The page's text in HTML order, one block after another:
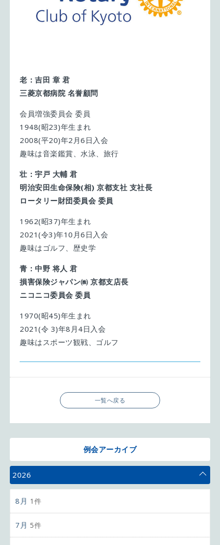
老：吉田 章 君
三菱京都病院 名誉顧問
会員増強委員会 委員
1948(昭23)年生まれ
2008(平20)年2月6日入会
趣味は音楽鑑賞、水泳、旅行
壮：宇戸 大輔 君
明治安田生命保険(相) 京都支社 支社長
ロータリー財団委員会 委員
1962(昭37)年生まれ
2021(令3)年10月6日入会
趣味はゴルフ、歴史学
青：中野 将人 君
損害保険ジャパン㈱ 京都支店長
ニコニコ委員会 委員
1970(昭45)年生まれ
2021(令 3)年8月4日入会
趣味はスポーツ観戦、ゴルフ
一覧へ戻る
例会アーカイブ
2026
8月 1件
7月 5件